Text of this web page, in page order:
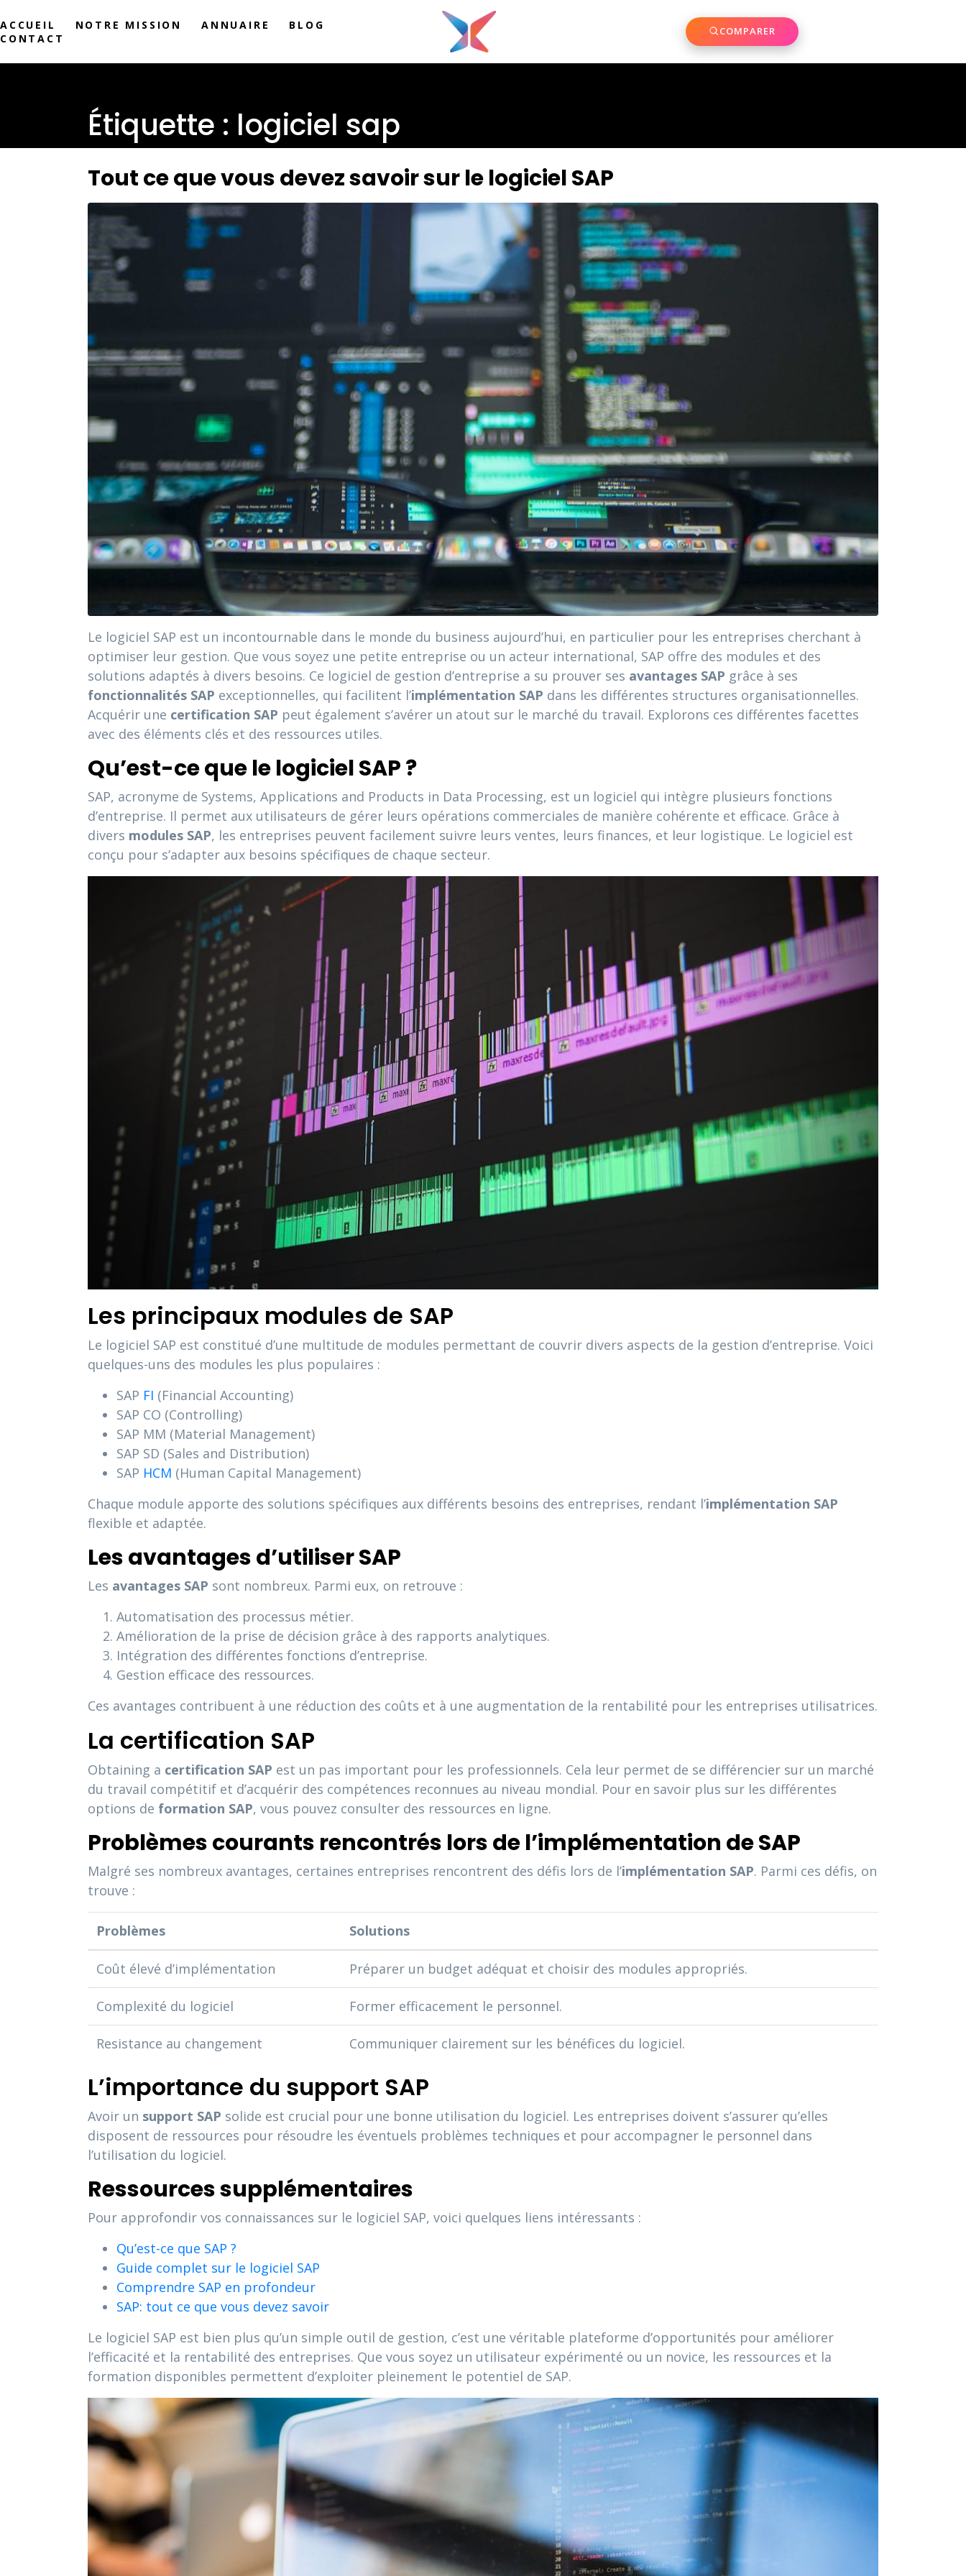
ACCUEIL NOTRE MISSION ANNUAIRE
BLOG
CONTACT
COMPARER
Étiquette : logiciel sap
Tout ce que vous devez savoir sur le logiciel SAP
Le logiciel SAP est un incontournable dans le monde du business aujourd’hui, en particulier pour les entreprises cherchant à
optimiser leur gestion. Que vous soyez une petite entreprise ou un acteur international, SAP offre des modules et des
solutions adaptés à divers besoins. Ce logiciel de gestion d’entreprise a su prouver ses avantages SAP grâce à ses
fonctionnalités SAP exceptionnelles, qui facilitent l’implémentation SAP dans les différentes structures organisationnelles.
Acquérir une certification SAP peut également s’avérer un atout sur le marché du travail. Explorons ces différentes facettes
avec des éléments clés et des ressources utiles.
Qu’est-ce que le logiciel SAP ?
SAP, acronyme de Systems, Applications and Products in Data Processing, est un logiciel qui intègre plusieurs fonctions
d’entreprise. Il permet aux utilisateurs de gérer leurs opérations commerciales de manière cohérente et efficace. Grâce à
divers modules SAP, les entreprises peuvent facilement suivre leurs ventes, leurs finances, et leur logistique. Le logiciel est
conçu pour s’adapter aux besoins spécifiques de chaque secteur.
Les principaux modules de SAP
Le logiciel SAP est constitué d’une multitude de modules permettant de couvrir divers aspects de la gestion d’entreprise. Voici
quelques-uns des modules les plus populaires :
SAP FI (Financial Accounting)
SAP CO (Controlling)
SAP MM (Material Management)
SAP SD (Sales and Distribution)
SAP HCM (Human Capital Management)
Chaque module apporte des solutions spécifiques aux différents besoins des entreprises, rendant l’implémentation SAP
flexible et adaptée.
Les avantages d’utiliser SAP
Les avantages SAP sont nombreux. Parmi eux, on retrouve :
Automatisation des processus métier.
Amélioration de la prise de décision grâce à des rapports analytiques.
Intégration des différentes fonctions d’entreprise.
Gestion efficace des ressources.
Ces avantages contribuent à une réduction des coûts et à une augmentation de la rentabilité pour les entreprises utilisatrices.
La certification SAP
Obtaining a certification SAP est un pas important pour les professionnels. Cela leur permet de se différencier sur un marché
du travail compétitif et d’acquérir des compétences reconnues au niveau mondial. Pour en savoir plus sur les différentes
options de formation SAP, vous pouvez consulter des ressources en ligne.
Problèmes courants rencontrés lors de l’implémentation de SAP
Malgré ses nombreux avantages, certaines entreprises rencontrent des défis lors de l’implémentation SAP. Parmi ces défis, on
trouve :
Problèmes Solutions
Coût élevé d’implémentation Préparer un budget adéquat et choisir des modules appropriés.
Complexité du logiciel Former efficacement le personnel.
Resistance au changement Communiquer clairement sur les bénéfices du logiciel.
L’importance du support SAP
Avoir un support SAP solide est crucial pour une bonne utilisation du logiciel. Les entreprises doivent s’assurer qu’elles
disposent de ressources pour résoudre les éventuels problèmes techniques et pour accompagner le personnel dans
l’utilisation du logiciel.
Ressources supplémentaires
Pour approfondir vos connaissances sur le logiciel SAP, voici quelques liens intéressants :
Qu’est-ce que SAP ?
Guide complet sur le logiciel SAP
Comprendre SAP en profondeur
SAP: tout ce que vous devez savoir
Le logiciel SAP est bien plus qu’un simple outil de gestion, c’est une véritable plateforme d’opportunités pour améliorer
l’efficacité et la rentabilité des entreprises. Que vous soyez un utilisateur expérimenté ou un novice, les ressources et la
formation disponibles permettent d’exploiter pleinement le potentiel de SAP.